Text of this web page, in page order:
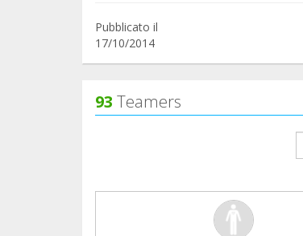
Pubblicato il
17/10/2014
93 Teamers